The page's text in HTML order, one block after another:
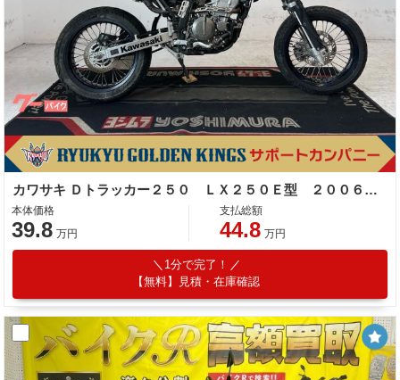
カワサキ Ｄトラッカー２５０ ＬＸ２５０Ｅ型 ２００６年モデル 社外ヘッドライト
本体価格
39.8 万円
支払総額
44.8 万円
1分で完了！
【無料】見積・在庫確認